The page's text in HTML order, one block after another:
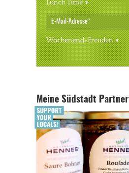
Lunch Time
Wochenend-Freuden
Meine Südstadt Partner